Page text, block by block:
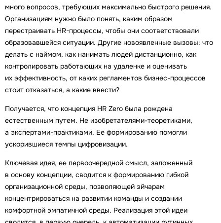
много вопросов, требующих максимально быстрого решения.
Организациям нужно было понять, каким образом
перестраивать HR-процессы, чтобы они соответствовали
образовавшейся ситуации. Другие новоявленные вызовы: что
делать с наймом, как нанимать людей дистанционно, как
контролировать работающих на удаленке и оценивать
их эффективность, от каких регламентов бизнес-процессов
стоит отказаться, а какие ввести?
Получается, что концепция HR Zero была рождена
естественным путем. Не изобретателями-теоретиками,
а экспертами-практиками. Ее формированию помогли
ускорившиеся темпы цифровизации.
Ключевая идея, ее первоочередной смысл, заложенный
в основу концепции, сводится к формированию гибкой
организационной среды, позволяющей эйчарам
концентрироваться на развитии команды и создании
комфортной эмпатичной среды. Реализация этой идеи